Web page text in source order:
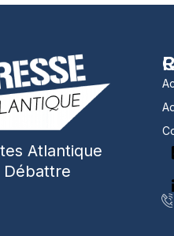
Atlantique
Débattre